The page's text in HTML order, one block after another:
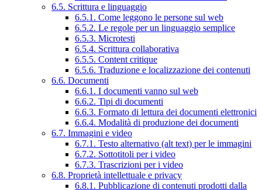
6.5. Scrittura e linguaggio
6.5.1. Come leggono le persone sul web
6.5.2. Le regole per un linguaggio semplice
6.5.3. Microtesti
6.5.4. Scrittura collaborativa
6.5.5. Content critique
6.5.6. Traduzione e localizzazione dei contenuti
6.6. Documenti
6.6.1. I documenti vanno sul web
6.6.2. Tipi di documenti
6.6.3. Formato di lettura dei documenti elettronici
6.6.4. Modalità di produzione dei documenti
6.7. Immagini e video
6.7.1. Testo alternativo (alt text) per le immagini
6.7.2. Sottotitoli per i video
6.7.3. Trascrizioni per i video
6.8. Proprietà intellettuale e privacy
6.8.1. Pubblicazione di contenuti prodotti dalla